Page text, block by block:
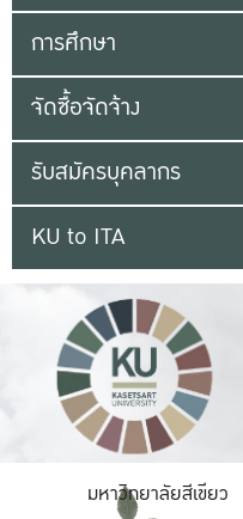
การศึกษา
จัดซื้อจัดจ้าง
รับสมัครบุคลากร
KU to ITA
มหาวิทยาลัยสีเขียว